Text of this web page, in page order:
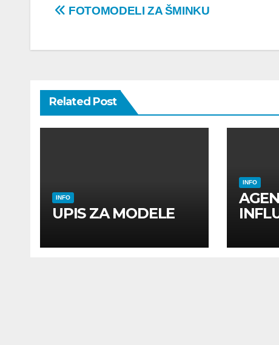
Post
FOTOMODELI ZA ŠMINKU
Related Post
INFO
UPIS ZA MODELE
INFO